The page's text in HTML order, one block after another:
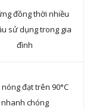
đồng thời nhiều
sử dụng trong gia
đình
đạt trên 90°C
nhanh chóng